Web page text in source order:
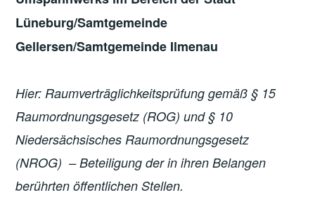
Lüneburg/Samtgemeinde
Gellersen/Samtgemeinde Ilmenau
Hier: Raumverträglichkeitsprüfung gemäß § 15
Raumordnungsgesetz (ROG) und § 10
Niedersächsisches Raumordnungsgesetz
(NROG) – Beteiligung der in ihren Belangen
berührten öffentlichen Stellen.